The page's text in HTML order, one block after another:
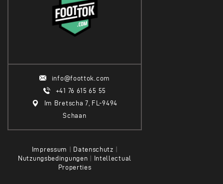
info@foottok.com
+41 76 615 65 55
Im Bretscha 7, FL-9494
Schaan
Impressum Datenschutz
Nutzungsbedingungen
Intellectual
Properties